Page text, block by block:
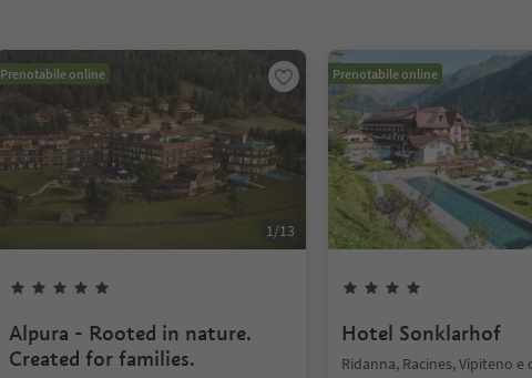
Prenotabile online
1/13
Alpura - Rooted in nature.
Created for families.
Prenotabile online
Hotel Sonklarhof
Ridanna, Racines, Vipiteno